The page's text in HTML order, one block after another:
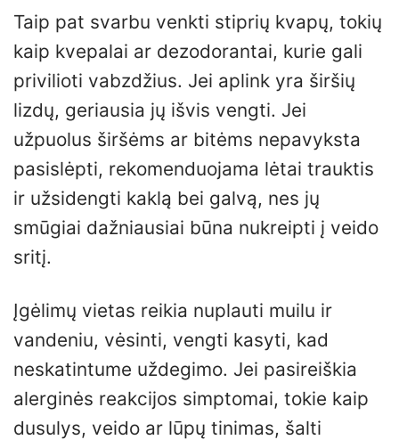
Taip pat svarbu venkti stiprių kvapų, tokių
kaip kvepalai ar dezodorantai, kurie gali
privilioti vabzdžius. Jei aplink yra širšių
lizdų, geriausia jų išvis vengti. Jei
užpuolus širšėms ar bitėms nepavyksta
pasislėpti, rekomenduojama lėtai trauktis
ir užsidengti kaklą bei galvą, nes jų
smūgiai dažniausiai būna nukreipti į veido
sritį.
Įgėlimų vietas reikia nuplauti muilu ir
vandeniu, vėsinti, vengti kasyti, kad
neskatintume uždegimo. Jei pasireiškia
alerginės reakcijos simptomai, tokie kaip
dusulys, veido ar lūpų tinimas, šalti